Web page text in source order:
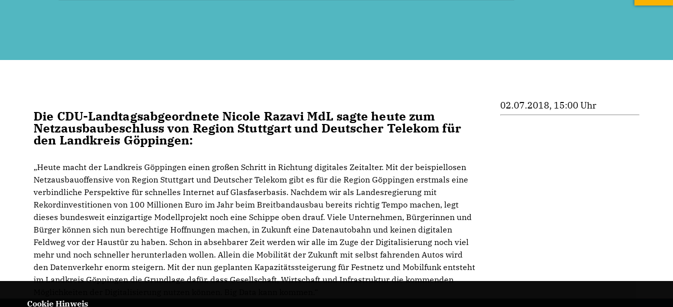
Die CDU-Landtagsabgeordnete Nicole Razavi MdL sagte heute zum
Netzausbaubeschluss von Region Stuttgart und Deutscher Telekom für
den Landkreis Göppingen:
Heute macht der Landkreis Göppingen einen großen Schritt in Richtung digitales Zeitalter. Mit der beispiellosen
Netzausbauoffensive von Region Stuttgart und Deutscher Telekom gibt es für die Region Göppingen erstmals eine
verbindliche Perspektive für schnelles Internet auf Glasfaserbasis. Nachdem wir als Landesregierung mit
Rekordinvestitionen von 100 Millionen Euro im Jahr beim Breitbandausbau bereits richtig Tempo machen, legt
dieses bundesweit einzigartige Modellprojekt noch eine Schippe oben drauf. Viele Unternehmen, Bürgerinnen und
Bürger können sich nun berechtige Hoffnungen machen, in Zukunft eine Datenautobahn und keinen digitalen
Feldweg vor der Haustür zu haben. Schon in absehbarer Zeit werden wir alle im Zuge der Digitalisierung noch viel
mehr und noch schneller herunterladen wollen. Allein die Mobilität der Zukunft mit selbst fahrenden Autos wird
den Datenverkehr enorm steigern. Mit der nun geplanten Kapazitätssteigerung für Festnetz und Mobilfunk entsteht
im Landkreis Göppingen die Grundlage dafür, dass Gesellschaft, Wirtschaft und Infrastruktur die kommenden
02.07.2018, 15:00 Uhr
Cookie Hinweis